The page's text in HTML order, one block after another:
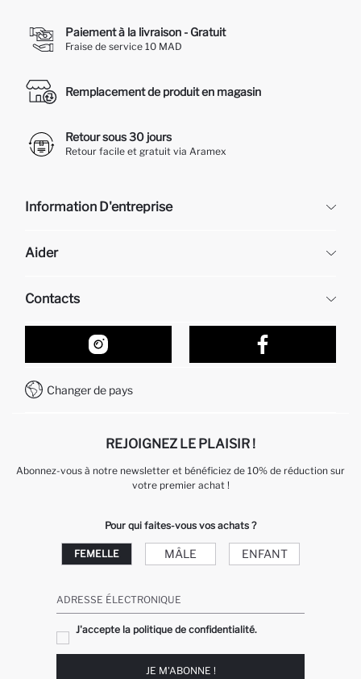
Paiement à la livraison - Gratuit
Fraise de service 10 MAD
Remplacement de produit en magasin
Retour sous 30 jours
Retour facile et gratuit via Aramex
Information D'entreprise
À propos de nous
Aider
Retour et changement
Suivi de la Commande
Comment acheter sur DeFacto ?
Comment payer sur DeFacto?
Contacts
Nos Magasins
Formulaire de contact
Service Client +212 525 076 633
Changer de pays
REJOIGNEZ LE PLAISIR !
Abonnez-vous à notre newsletter et bénéficiez de 10% de réduction sur
votre premier achat !
Pour qui faites-vous vos achats ?
FEMELLE MÂLE ENFANT
ADRESSE ÉLECTRONIQUE
J'accepte la politique de confidentialité.
JE M'ABONNE !